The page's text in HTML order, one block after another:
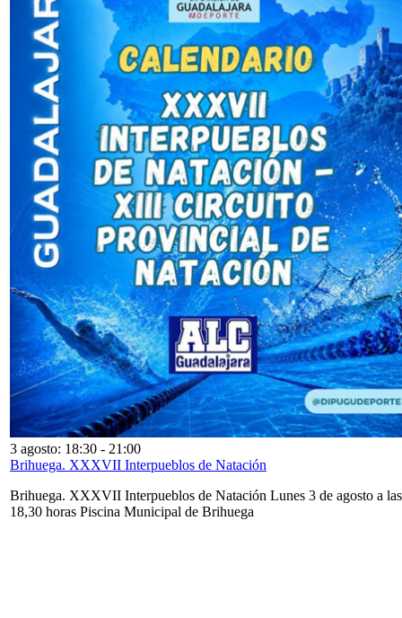
3 agosto: 18:30 - 21:00
Brihuega. XXXVII Interpueblos de Natación
Brihuega. XXXVII Interpueblos de Natación Lunes 3 de agosto a las
18,30 horas Piscina Municipal de Brihuega